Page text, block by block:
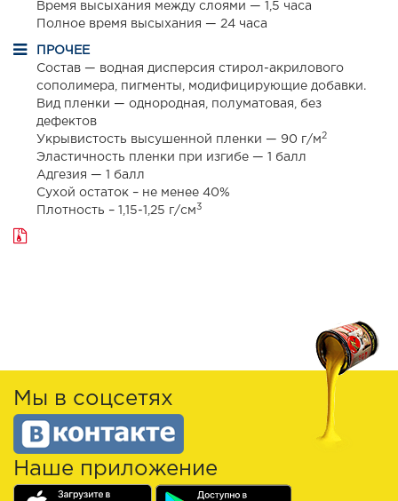
Время высыхания между слоями — 1,5 часа
Полное время высыхания — 24 часа
ПРОЧЕЕ
Состав — водная дисперсия стирол-акрилового
сополимера, пигменты, модифицирующие добавки.
Вид пленки — однородная, полуматовая, без
дефектов
Укрывистость высушенной пленки — 90 г/м 2
Эластичность пленки при изгибе — 1 балл
Адгезия — 1 балл
Сухой остаток – не менее 40%
Плотность – 1,15-1,25 г/см 3
Мы в соцсетях
Наше приложение